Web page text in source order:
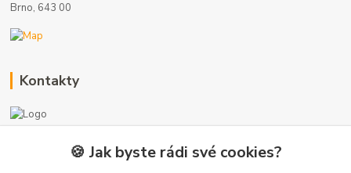
Brno, 643 00
Kontakty
+420 775 872 753
🍪 Jak byste rádi své cookies?